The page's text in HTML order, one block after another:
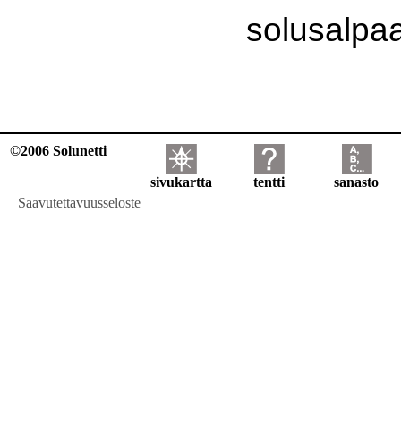
©2006 Solunetti
sivukartta tentti
sanasto
Saavutettavuusseloste